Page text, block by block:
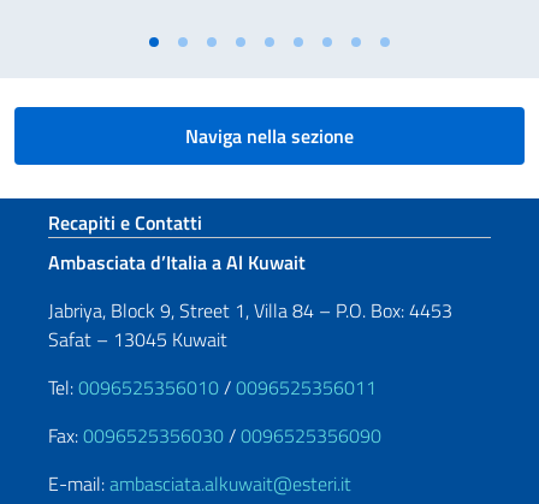
Naviga nella sezione
Sezione footer
Recapiti e Contatti
Ambasciata d’Italia a Al Kuwait
Jabriya, Block 9, Street 1, Villa 84 – P.O. Box: 4453
Safat – 13045 Kuwait
Tel:0096525356010/0096525356011
Fax:0096525356030/0096525356090
E-mail:ambasciata.alkuwait@esteri.it